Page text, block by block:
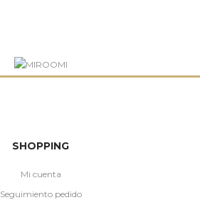
SHOPPING
Mi cuenta
Seguimiento pedido